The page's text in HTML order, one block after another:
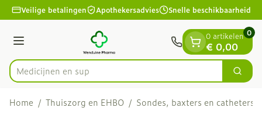
Ga naar de inhoud
1 van 1
Veilige betalingen Apothekersadvies Snelle beschikbaarheid
Menu
Product, merk, categorie... Zoek
0 artikelen
€ 0,00
0
Home / Thuiszorg en EHBO / Sondes, baxters en catheters